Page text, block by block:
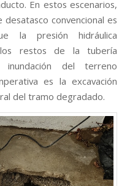
En estos escenarios,
convencional es
la presión hidráulica
restos de la tubería
inundación del terreno
es la excavación
del tramo degradado.